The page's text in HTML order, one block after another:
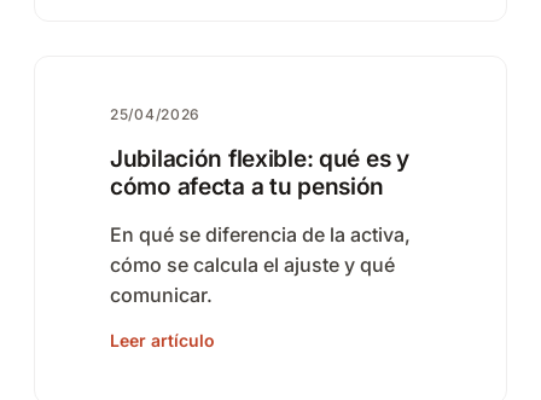
25/04/2026
Jubilación flexible: qué es y
cómo afecta a tu pensión
En qué se diferencia de la activa,
cómo se calcula el ajuste y qué
comunicar.
Leer artículo